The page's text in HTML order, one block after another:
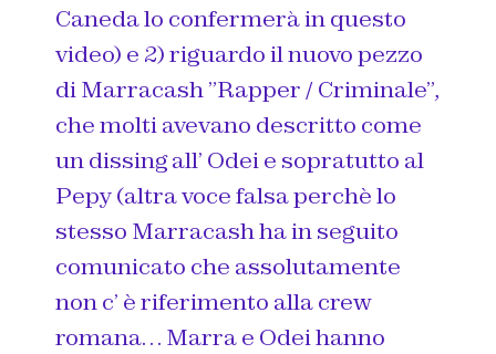
Caneda lo confermerà in questo
video) e 2) riguardo il nuovo pezzo
di Marracash ”Rapper / Criminale”,
che molti avevano descritto come
un dissing all’ Odei e sopratutto al
Pepy (altra voce falsa perchè lo
stesso Marracash ha in seguito
comunicato che assolutamente
non c’ è riferimento alla crew
romana… Marra e Odei hanno